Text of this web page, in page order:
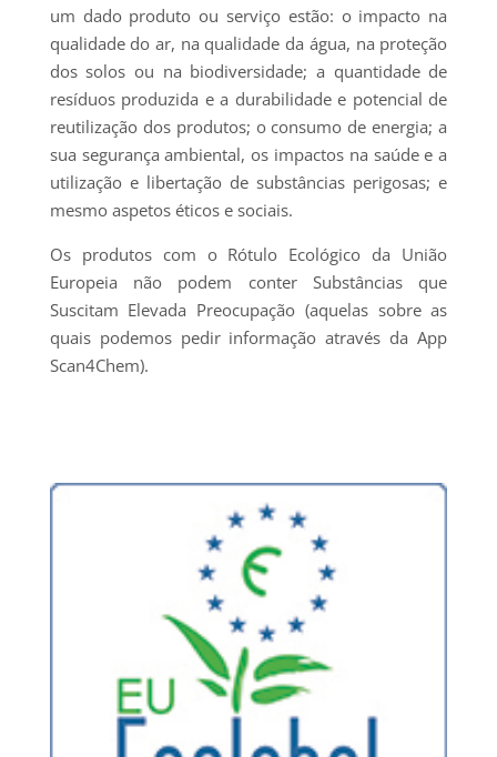
um dado produto ou serviço estão: o impacto na
qualidade do ar, na qualidade da água, na proteção
dos solos ou na biodiversidade; a quantidade de
resíduos produzida e a durabilidade e potencial de
reutilização dos produtos; o consumo de energia; a
sua segurança ambiental, os impactos na saúde e a
utilização e libertação de substâncias perigosas; e
mesmo aspetos éticos e sociais.
Os produtos com o Rótulo Ecológico da União
Europeia não podem conter Substâncias que
Suscitam Elevada Preocupação (aquelas sobre as
quais podemos pedir informação através da App
Scan4Chem).